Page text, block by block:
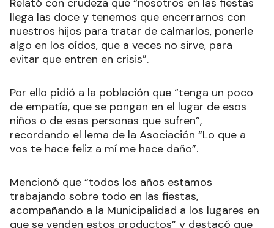
Relató con crudeza que “nosotros en las fiestas
llega las doce y tenemos que encerrarnos con
nuestros hijos para tratar de calmarlos, ponerle
algo en los oídos, que a veces no sirve, para
evitar que entren en crisis”.
Por ello pidió a la población que “tenga un poco
de empatía, que se pongan en el lugar de esos
niños o de esas personas que sufren”,
recordando el lema de la Asociación “Lo que a
vos te hace feliz a mí me hace daño”.
Mencionó que “todos los años estamos
trabajando sobre todo en las fiestas,
acompañando a la Municipalidad a los lugares en
que se venden estos productos” y destacó que